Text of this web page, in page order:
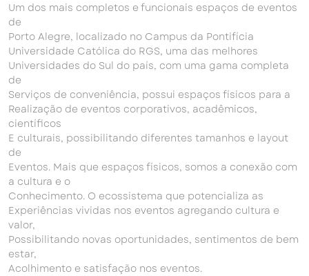
Um dos mais completos e funcionais espaços de eventos
de
Porto Alegre, localizado no Campus da Pontifícia
Universidade Católica do RGS, uma das melhores
Universidades do Sul do país, com uma gama completa
de
Serviços de conveniência, possui espaços físicos para a
Realização de eventos corporativos, acadêmicos,
científicos
E culturais, possibilitando diferentes tamanhos e layout
de
Eventos. Mais que espaços físicos, somos a conexão com
a cultura e o
Conhecimento. O ecossistema que potencializa as
Experiências vividas nos eventos agregando cultura e
valor,
Possibilitando novas oportunidades, sentimentos de bem
estar,
Acolhimento e satisfação nos eventos.